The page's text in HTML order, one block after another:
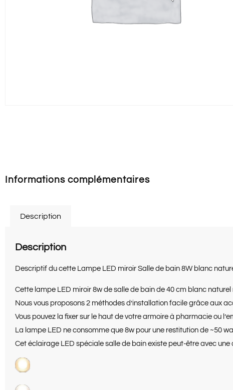
Informations complémentaires
Description
Description
Descriptif du cette Lampe LED miroir Salle de bain 8W blanc
Cette lampe LED miroir 8w de salle de bain de 40 cm blanc
Nous vous proposons 2 méthodes d’installation facile grâce aux
Vous pouvez la fixer sur le haut de votre armoire à pharmacie ou
La lampe LED ne consomme que 8w pour une restitution de ~50
Cet éclairage LED spéciale salle de bain existe peut-être avec